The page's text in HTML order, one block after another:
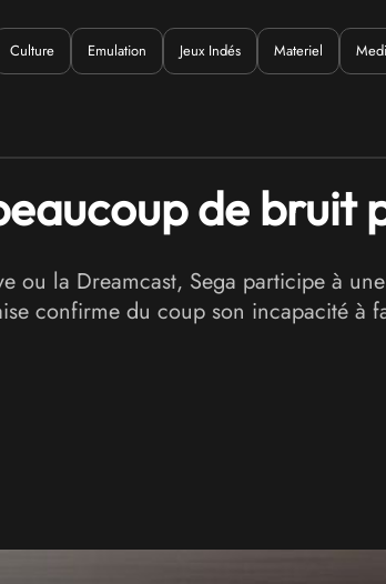
Où ? Quoi ?
Culture Emulation Jeux Indés Materiel
de bruit
ou la Dreamcast, Sega participe à
confirme du coup son incapacité à